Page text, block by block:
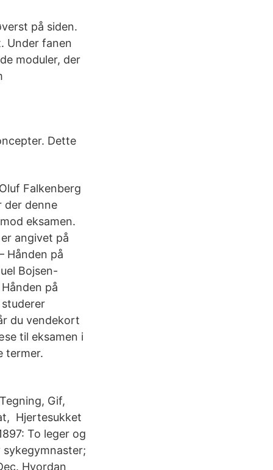
på siden.
Under fanen
moduler, der
Dette
Falkenberg
der denne
eksamen.
angivet på
Hånden på
Bojsen-
på
du vendekort
til eksamen i
termer.
Gif,
Hjertesukket
To leger og
Hvordan